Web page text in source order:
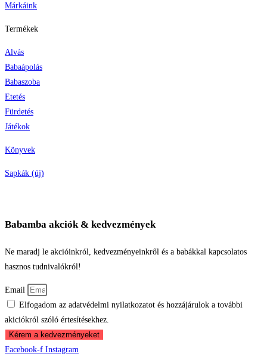
Márkáink
Termékek
Alvás
Babaápolás
Babaszoba
Etetés
Fürdetés
Játékok
Könyvek
Sapkák (új)
Babamba akciók & kedvezmények
Ne maradj le akcióinkról, kedvezményeinkről és a babákkal kapcsolatos
hasznos tudnivalókról!
Email
Elfogadom az adatvédelmi nyilatkozatot és hozzájárulok a további
akiciókról szóló értesítésekhez.
Kérem a kedvezményeket
Facebook-f Instagram